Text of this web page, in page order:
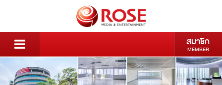
สมาชิก
MEMBER